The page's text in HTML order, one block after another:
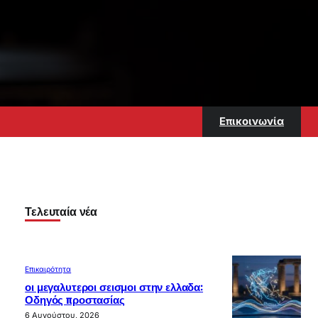
Επικοινωνία
Τελευταία νέα
Επικαιρότητα
οι μεγαλυτεροι σεισμοι στην ελλαδα:
Οδηγός προστασίας
6 Αυγούστου, 2026